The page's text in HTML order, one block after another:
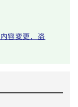
容変更，盗